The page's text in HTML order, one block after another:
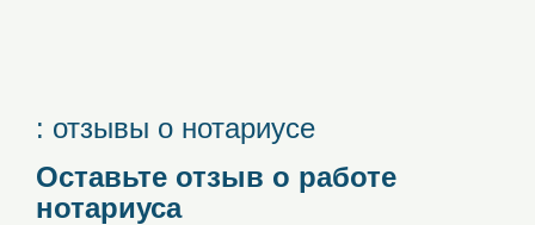
: отзывы о нотариусе
Оставьте отзыв о работе
нотариуса